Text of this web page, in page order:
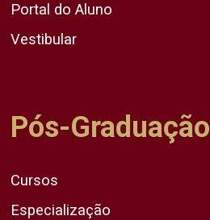
Portal do Aluno
Vestibular
Pós-Graduação
Cursos
Especialização